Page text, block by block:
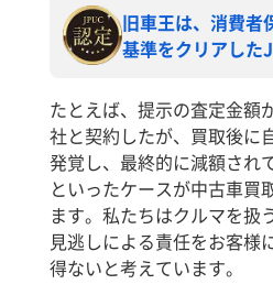
旧車王は、消費者
基準をクリアした
たとえば、提示の査定金額
社と契約したが、買取後に
発覚し、最終的に減額され
といったケースが中古車買
ます。私たちはクルマを扱
見逃しによる責任をお客様
得ないと考えています。